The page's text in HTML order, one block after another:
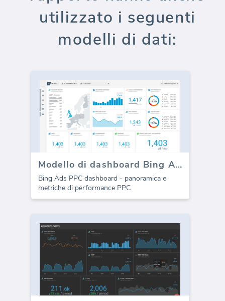
utilizzato i seguenti
modelli di dati:
Modello di dashboard Bing Ads PPC
Bing Ads PPC dashboard - panoramica e
metriche di performance PPC